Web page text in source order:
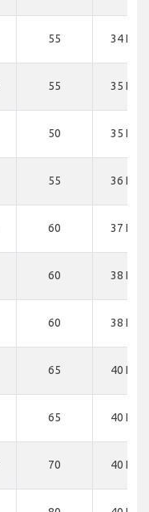
55 34 KM
55 35 KM
50 35 KM
55 36 KM
60 37 KM
60 38 KM
60 38 KM
65 40 KM
65 40 KM
70 40 KM